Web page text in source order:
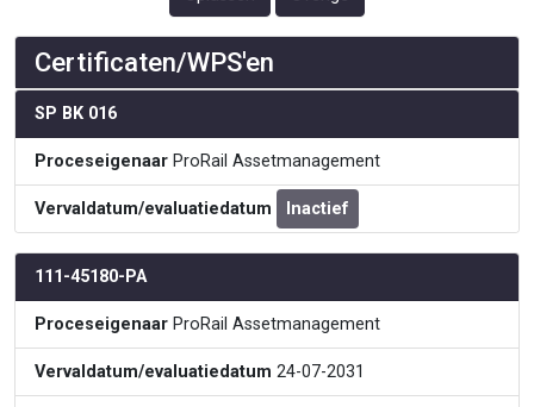
Certificaten/WPS'en
SP BK 016
Proceseigenaar ProRail Assetmanagement
Vervaldatum/evaluatiedatum Inactief
111-45180-PA
Proceseigenaar ProRail Assetmanagement
Vervaldatum/evaluatiedatum 24-07-2031